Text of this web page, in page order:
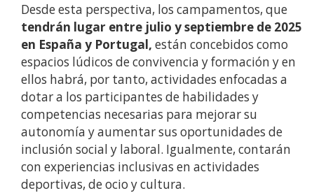
Desde esta perspectiva, los campamentos, que
tendrán lugar entre julio y septiembre de 2025
en España y Portugal, están concebidos como
espacios lúdicos de convivencia y formación y en
ellos habrá, por tanto, actividades enfocadas a
dotar a los participantes de habilidades y
competencias necesarias para mejorar su
autonomía y aumentar sus oportunidades de
inclusión social y laboral. Igualmente, contarán
con experiencias inclusivas en actividades
deportivas, de ocio y cultura.